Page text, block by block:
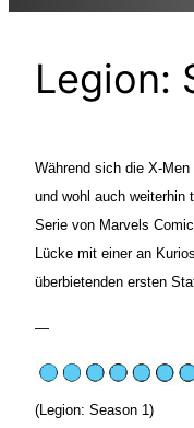
Legion:
Während sich die X-
und wohl auch weiterhin
Serie von Marvels
Lücke mit einer an
überbietenden ersten
—
(Legion: Season 1)